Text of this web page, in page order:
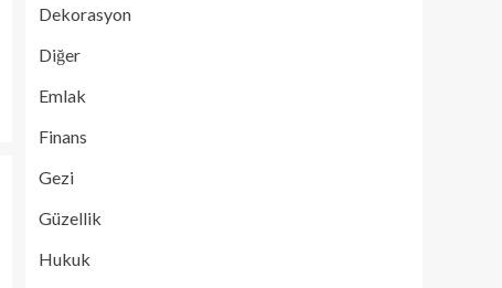
Dekorasyon
Diğer
Emlak
Finans
Gezi
Güzellik
Hukuk